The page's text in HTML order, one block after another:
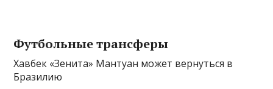
Футбольные трансферы
Хавбек «Зенита» Мантуан может вернуться в
Бразилию